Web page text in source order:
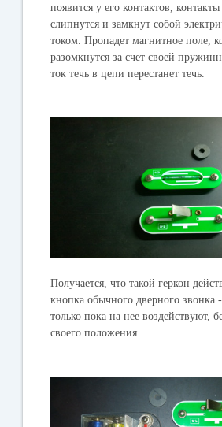
появится у его контактов,
слипнутся и замкнут собой
током. Пропадет магнитное поле,
разомкнутся за счет своей
ток течь в цепи перестанет течь.
Получается, что такой геркон
кнопка обычного дверного звонка
только пока на нее воздействуют,
своего положения.